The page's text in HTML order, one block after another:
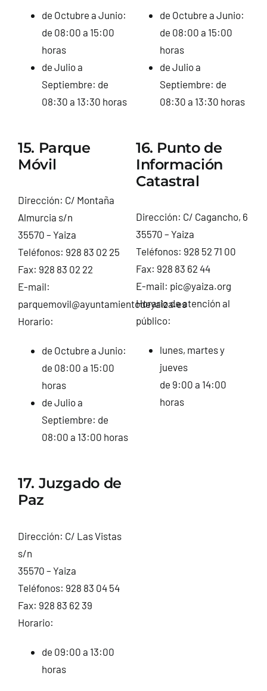
de Octubre a Junio:
de 08:00 a 15:00
horas
de Julio a
Septiembre: de
08:30 a 13:30 horas
de Octubre a Junio:
de 08:00 a 15:00
horas
de Julio a
Septiembre: de
08:30 a 13:30 horas
15. Parque
Móvil
Dirección: C/ Montaña
Almurcia s/n
35570 – Yaiza
Teléfonos: 928 83 02 25
Fax: 928 83 02 22
E-mail:
parquemovil@ayuntamientodeyaiza.es
Horario:
de Octubre a Junio:
de 08:00 a 15:00
horas
de Julio a
Septiembre: de
08:00 a 13:00 horas
16. Punto de
Información
Catastral
Dirección: C/ Cagancho, 6
35570 – Yaiza
Teléfonos: 928 52 71 00
Fax: 928 83 62 44
E-mail: pic@yaiza.org
Horario de atención al
público:
lunes, martes y
jueves
de 9:00 a 14:00
horas
17. Juzgado de
Paz
Dirección: C/ Las Vistas
s/n
35570 – Yaiza
Teléfonos: 928 83 04 54
Fax: 928 83 62 39
Horario:
de 09:00 a 13:00
horas